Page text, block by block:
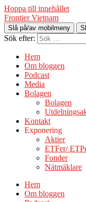
Hoppa till innehållet
Frontier Vietnam
Slå på/av mobilmeny
Sök efter:
Hem
Om bloggen
Podcast
Media
Bolagen
Bolagen
Kontakt
Exponering
Aktier
ETFer/
Fonder
Nätmäklare
Hem
Om bloggen